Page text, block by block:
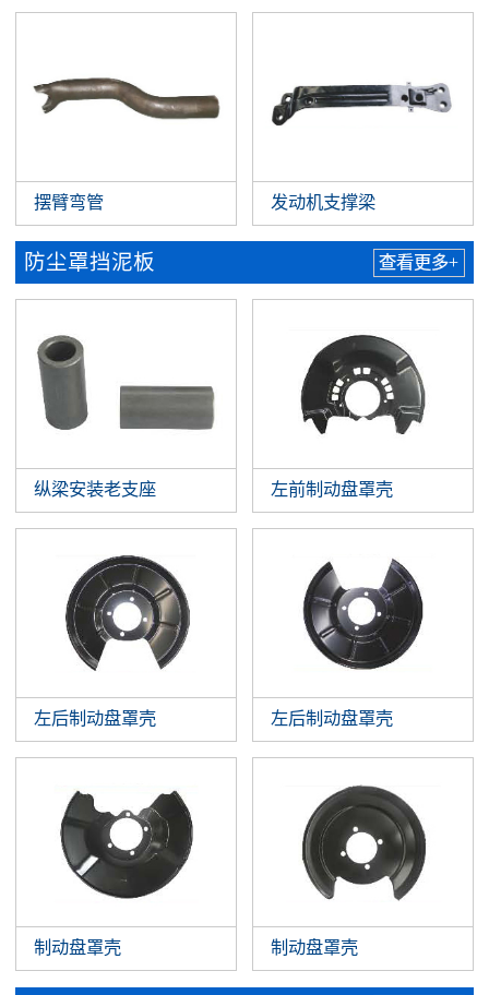
摆臂弯管 发动机支撑梁
防尘罩挡泥板 查看更多+
纵梁安装老支座 左前制动盘罩壳
左后制动盘罩壳 左后制动盘罩壳
制动盘罩壳 制动盘罩壳